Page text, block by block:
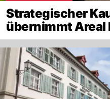
Strategischer
übernimmt Areal